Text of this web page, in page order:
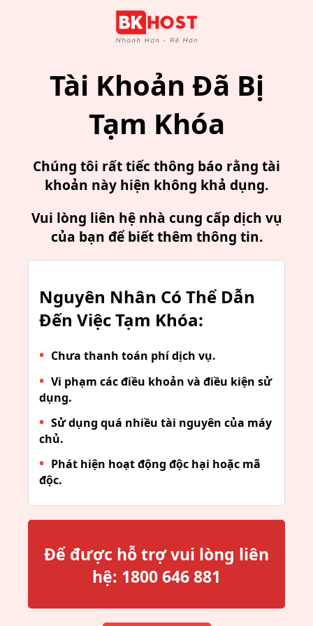
Tài Khoản Đã Bị
Tạm Khóa
Chúng tôi rất tiếc thông báo rằng tài
khoản này hiện không khả dụng.
Vui lòng liên hệ nhà cung cấp dịch vụ
của bạn để biết thêm thông tin.
Nguyên Nhân Có Thể Dẫn
Đến Việc Tạm Khóa:
Chưa thanh toán phí dịch vụ.
Vi phạm các điều khoản và điều kiện sử
dụng.
Sử dụng quá nhiều tài nguyên của máy
chủ.
Phát hiện hoạt động độc hại hoặc mã
độc.
Để được hỗ trợ vui lòng liên
hệ: 1800 646 881